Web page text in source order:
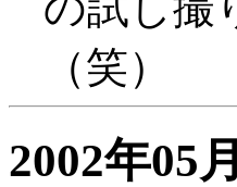
（笑）
2002年05